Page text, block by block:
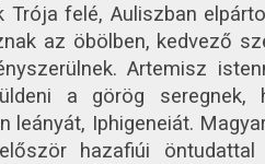
Trója felé, Auliszban
az öbölben, kedvező
Artemisz
a görög seregnek,
leányát, Iphigeneiát.
hazafiúi